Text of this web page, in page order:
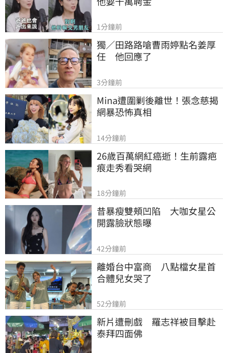
1分鐘前
獨／田路路嗆曹雨婷點名姜厚
任　他回應了
3分鐘前
Mina遭圍剿後離世！張念慈揭
網暴恐怖真相
14分鐘前
26歲百萬網紅癌逝！生前露疤
痕走秀看哭網
18分鐘前
昔暴瘦雙頰凹陷　大咖女星公
開露臉狀態曝
42分鐘前
離婚台中富商　八點檔女星首
合體兒女哭了
52分鐘前
新片遭刪戲　羅志祥被目擊赴
泰拜四面佛